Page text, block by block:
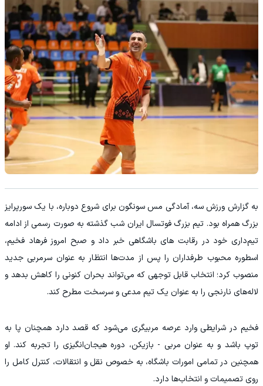
به گزارش ورزش سه، آمادگی مس سونگون برای شروع دوباره، با یک سورپرایز
بزرگ همراه بود. تیم بزرگ فوتسال ایران شب گذشته به صورت رسمی از ادامه
تیم‌داری خود در رقابت های باشگاهی خبر داد و صبح امروز فرهاد فخیم،
اسطوره محبوب طرفداران را پس از مدت‌ها انتظار به عنوان سرمربی جدید
منصوب کرد؛ انتخاب قابل توجهی که می‌تواند بحران کنونی را کاهش بدهد و
لاله‌های نارنجی را به عنوان یک تیم مدعی و سرسخت مطرح کند.
فخیم در شرایطی وارد عرصه مربیگری می‌شود که قصد دارد همچنان پا به
توپ باشد و به عنوان مربی - بازیکن، دوره هیجان‌انگیزی را تجربه کند. او
همچنین در تمامی امورات باشگاه، به خصوص نقل و انتقالات، کنترل کامل را
روی تصمیمات و انتخاب‌ها دارد.